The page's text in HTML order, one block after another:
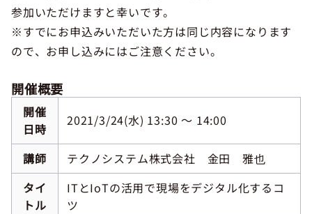
参加いただけますと幸いです。
※すでにお申込みいただいた方は同じ内容になります
ので、お申し込みにはご注意ください。
開催概要
開催
日時
2021/3/24(水) 13:30 ～ 14:00
講師
テクノシステム株式会社 金田 雅也
タイ
トル
ITとIoTの活用で現場をデジタル化するコ
ツ